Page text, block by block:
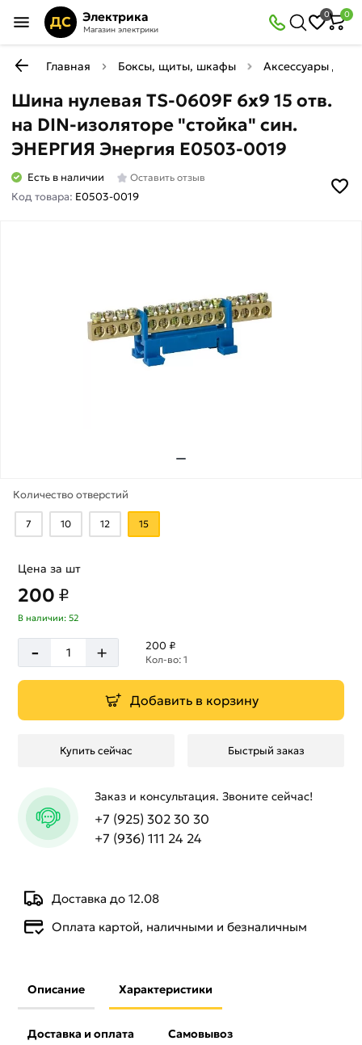
ДС Электрика
Магазин электрики
0 0
Главная Боксы, щиты, шкафы Аксессуары для
Шина нулевая TS-0609F 6х9 15 отв.
на DIN-изоляторе "стойка" син.
ЭНЕРГИЯ Энергия Е0503-0019
Есть в наличии Оставить отзыв
Код товара: Е0503-0019
Количество отверстий
7 10 12 15
Доставка до 12.08
Оплата картой, наличными и безналичным
Цена за шт
200 ₽
В наличии: 52
- + 200 ₽
Кол-во: 1
Добавить в корзину
Купить сейчас Быстрый заказ
Заказ и консультация. Звоните сейчас!
+7 (925) 302 30 30
+7 (936) 111 24 24
Описание Характеристики
Доставка и оплата Самовывоз